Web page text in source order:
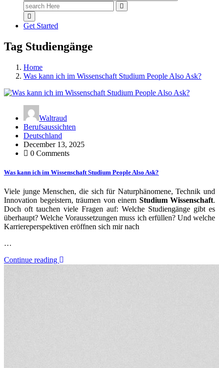
Search
for:
Get Started
Tag Studiengänge
Home
Was kann ich im Wissenschaft Studium People Also Ask?
Waltraud
Berufsaussichten
Deutschland
December 13, 2025
0 Comments
Was kann ich im Wissenschaft Studium People Also Ask?
Viele junge Menschen, die sich für Naturphänomene, Technik und
Innovation begeistern, träumen von einem Studium Wissenschaft.
Doch oft tauchen viele Fragen auf: Welche Studiengänge gibt es
überhaupt? Welche Voraussetzungen muss ich erfüllen? Und welche
Karriereperspektiven eröffnen sich mir nach
…
Continue reading